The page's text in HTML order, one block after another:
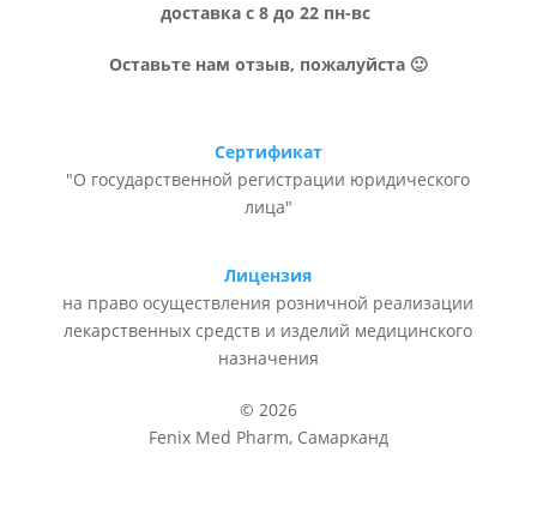
доставка с 8 до 22 пн-вс
Оставьте нам отзыв, пожалуйста 🙂
Сертификат
"О государственной регистрации юридического
лица"
Лицензия
на право осуществления розничной реализации
лекарственных средств и изделий медицинского
назначения
© 2026
Fenix Med Pharm, Самарканд